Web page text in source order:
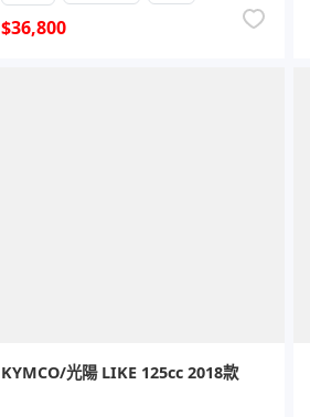
$36,800
KYMCO/光陽 LIKE 125cc 2018款